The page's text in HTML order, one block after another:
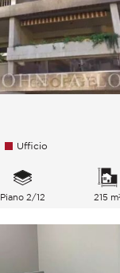
Ufficio
Piano 2/12 215 m²